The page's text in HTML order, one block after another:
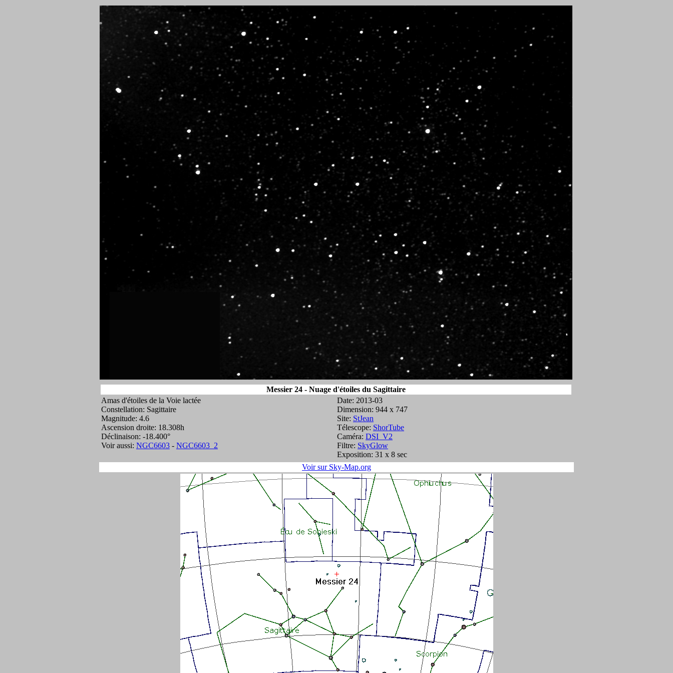
Messier 24 - Nuage d'étoiles du Sagittaire
Amas d'étoiles de la Voie lactée
Constellation: Sagittaire
Magnitude: 4.6
Ascension droite: 18.308h
Déclinaison: -18.400°
Voir aussi: NGC6603 - NGC6603_2
Date: 2013-03
Dimension: 944 x 747
Site: StJean
Télescope: ShorTube
Caméra: DSI_V2
Filtre: SkyGlow
Exposition: 31 x 8 sec
Voir sur Sky-Map.org